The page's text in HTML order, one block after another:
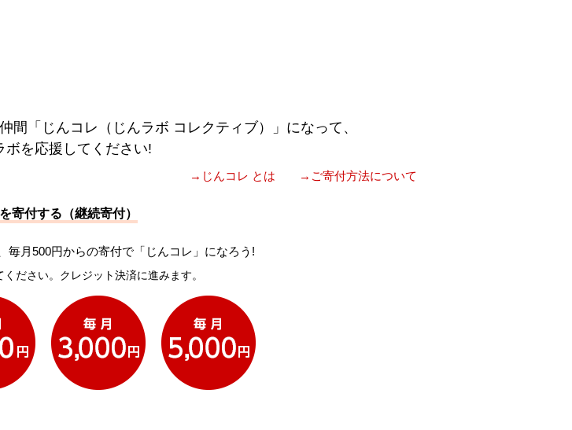
間「じんコレ（じんラボ コレクティブ）」になって、
ボを応援してください!
→じんコレ とは →ご寄付方法について
寄付する（継続寄付）
毎月500円からの寄付で「じんコレ」になろう!
ださい。クレジット決済に進みます。